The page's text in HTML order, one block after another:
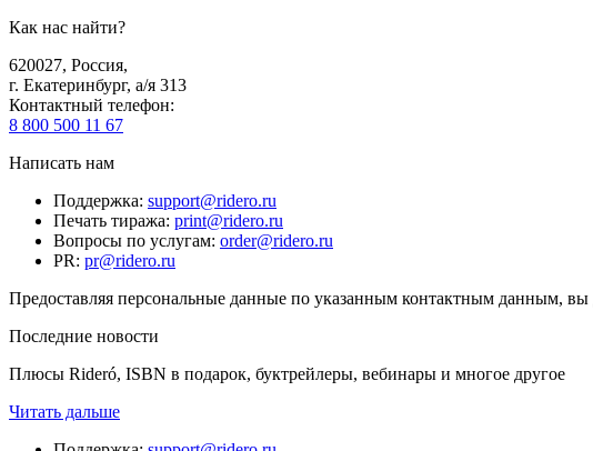
Как нас найти?
620027, Россия,
г. Екатеринбург, а/я 313
Контактный телефон:
8 800 500 11 67
Написать нам
Поддержка: support@ridero.ru
Печать тиража: print@ridero.ru
Вопросы по услугам: order@ridero.ru
PR: pr@ridero.ru
Предоставляя персональные данные по указанным контактным данным, вы
Последние новости
Плюсы Rideró, ISBN в подарок, буктрейлеры, вебинары и многое другое
Читать дальше